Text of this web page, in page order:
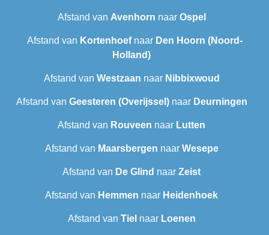
Afstand van Avenhorn naar Ospel
Afstand van Kortenhoefnaar Den Hoorn (Noord-
Holland)
Afstand van Westzaan naar Nibbixwoud
Afstand van Geesteren (Overijssel)naar Deurningen
Afstand van Rouveen naar Lutten
Afstand van Maarsbergen naar Wesepe
Afstand van De Glind naar Zeist
Afstand van Hemmen naar Heidenhoek
Afstand van Tiel naar Loenen